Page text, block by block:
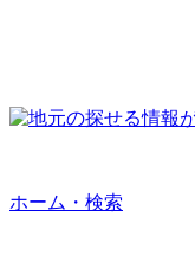
ホーム・検索